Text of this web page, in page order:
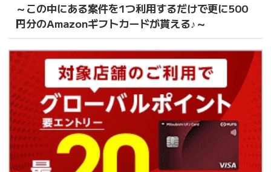
～この中にある案件を1つ利用するだけで更に500
円分のAmazonギフトカードが貰える♪～